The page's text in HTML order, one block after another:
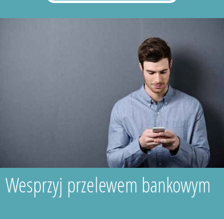
Wesprzyj przelewem bankowym